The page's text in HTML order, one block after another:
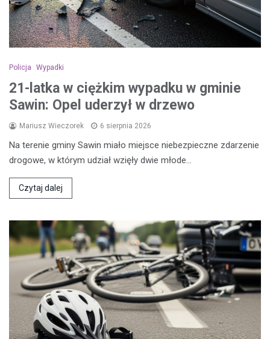
Policja Wypadki
21-latka w ciężkim wypadku w gminie
Sawin: Opel uderzył w drzewo
Mariusz Wieczorek 6 sierpnia 2026
Na terenie gminy Sawin miało miejsce niebezpieczne zdarzenie
drogowe, w którym udział wzięły dwie młode…
Czytaj dalej